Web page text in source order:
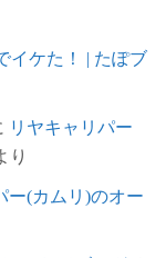
イケた！ | たぽブ
リヤキャリパー
り
ー(カムリ)のオー